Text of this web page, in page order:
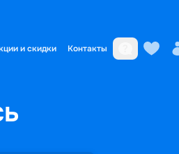
и скидки Контакты